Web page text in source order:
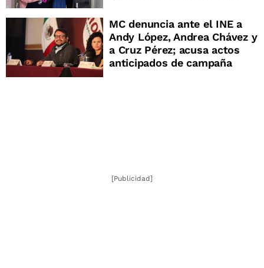
MC denuncia ante el INE a
Andy López, Andrea Chávez y
a Cruz Pérez; acusa actos
anticipados de campaña
[Publicidad]